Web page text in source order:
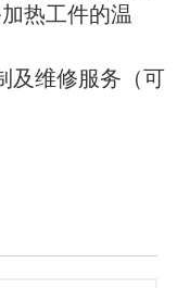
加热工件的温
及维修服务（可